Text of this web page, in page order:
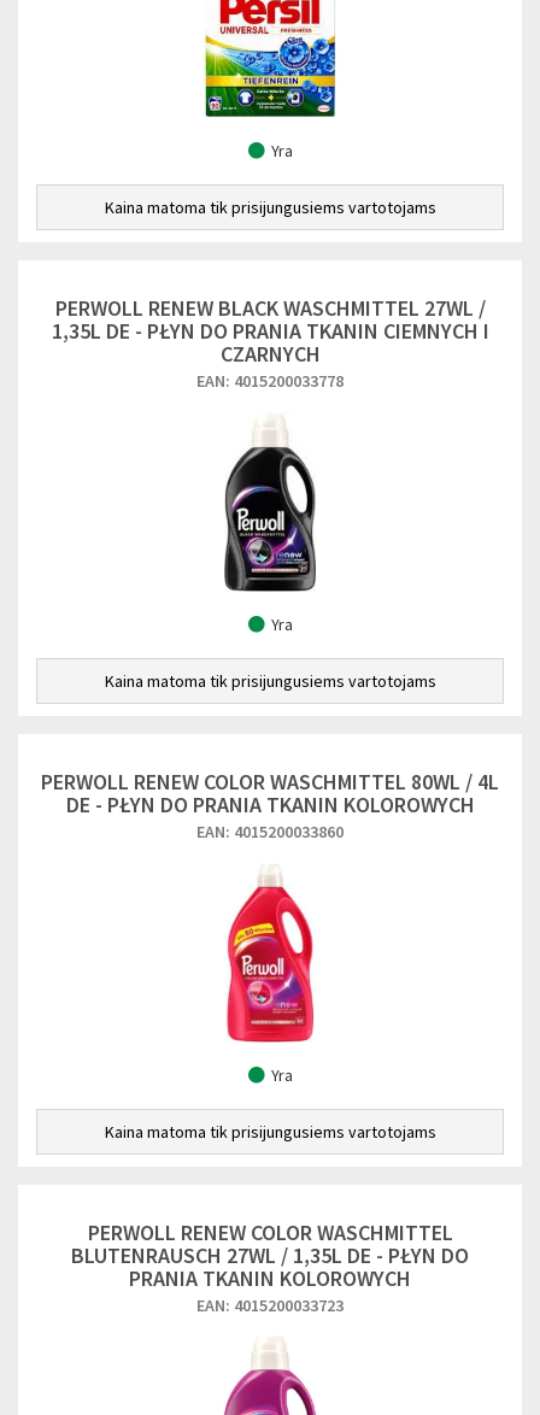
Yra
Kaina matoma tik prisijungusiems vartotojams
PERWOLL RENEW BLACK WASCHMITTEL 27WL /
1,35L DE - PŁYN DO PRANIA TKANIN CIEMNYCH I
CZARNYCH
EAN: 4015200033778
Yra
Kaina matoma tik prisijungusiems vartotojams
PERWOLL RENEW COLOR WASCHMITTEL 80WL / 4L
DE - PŁYN DO PRANIA TKANIN KOLOROWYCH
EAN: 4015200033860
Yra
Kaina matoma tik prisijungusiems vartotojams
PERWOLL RENEW COLOR WASCHMITTEL
BLUTENRAUSCH 27WL / 1,35L DE - PŁYN DO
PRANIA TKANIN KOLOROWYCH
EAN: 4015200033723